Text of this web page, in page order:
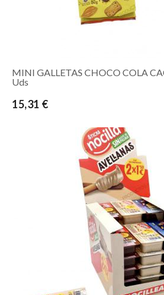
MINI GALLETAS CHOCO COLA
Uds
15,31 €